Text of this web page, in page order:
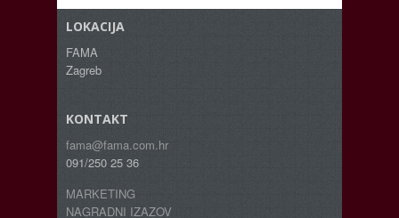
LOKACIJA
FAMA
Zagreb
KONTAKT
fama@fama.com.hr
091/250 25 36
MARKETING
NAGRADNI IZAZOV